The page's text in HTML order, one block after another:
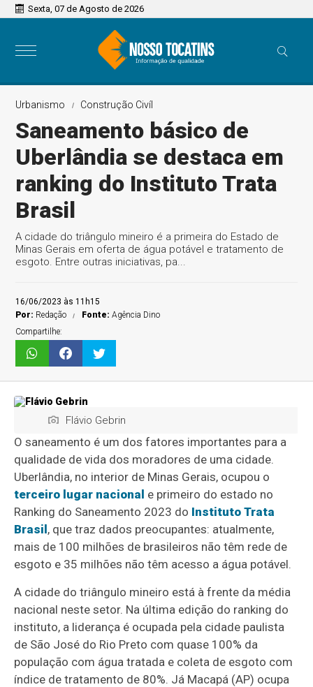
Sexta, 07 de Agosto de 2026
Urbanismo Construção Civíl
Saneamento básico de
Uberlândia se destaca em
ranking do Instituto Trata
Brasil
A cidade do triângulo mineiro é a primeira do Estado de
Minas Gerais em oferta de água potável e tratamento de
esgoto. Entre outras iniciativas, pa...
16/06/2023 às 11h15
Por: Redação Fonte:Agência Dino
Compartilhe:
Flávio Gebrin
O saneamento é um dos fatores importantes para a
qualidade de vida dos moradores de uma cidade.
Uberlândia, no interior de Minas Gerais, ocupou o
terceiro lugar nacional e primeiro do estado no
Ranking do Saneamento 2023 do Instituto Trata
Brasil , que traz dados preocupantes: atualmente,
mais de 100 milhões de brasileiros não têm rede de
esgoto e 35 milhões não têm acesso a água potável.
A cidade do triângulo mineiro está à frente da média
nacional neste setor. Na última edição do ranking do
instituto, a liderança é ocupada pela cidade paulista
de São José do Rio Preto com quase 100% da
população com água tratada e coleta de esgoto com
índice de tratamento de 80%. Já Macapá (AP) ocupa